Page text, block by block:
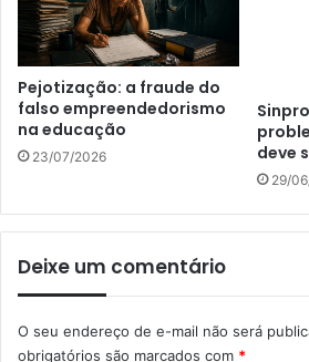
Pejotização: a fraude do
falso empreendedorismo
na educação
23/07/2026
deve
29/
Deixe um comentário
O seu endereço de e-mail não será
obrigatórios são marcados com *